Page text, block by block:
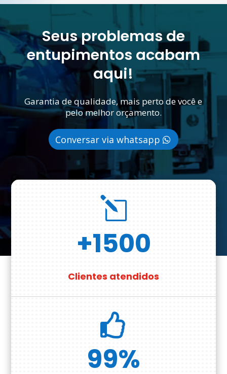
Seus problemas de
entupimentos acabam
aqui!
Garantia de qualidade, mais perto de você e
pelo melhor orçamento.
Conversar via whatsapp
l
+1500
Clientes atendidos

99%